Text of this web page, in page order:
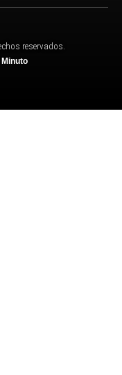
reservados.